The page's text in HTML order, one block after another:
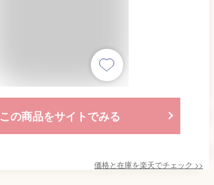
この商品をサイトでみる
価格と在庫を楽天でチェック >>